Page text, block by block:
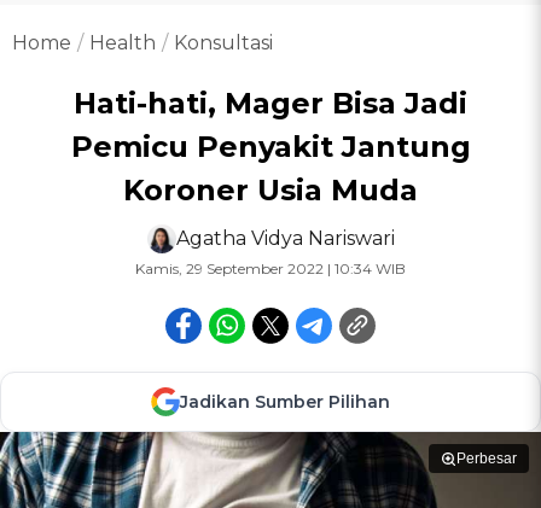
Home Health Konsultasi
Hati-hati, Mager Bisa Jadi
Pemicu Penyakit Jantung
Koroner Usia Muda
Agatha Vidya Nariswari
Kamis, 29 September 2022 | 10:34 WIB
Jadikan Sumber Pilihan
Perbesar